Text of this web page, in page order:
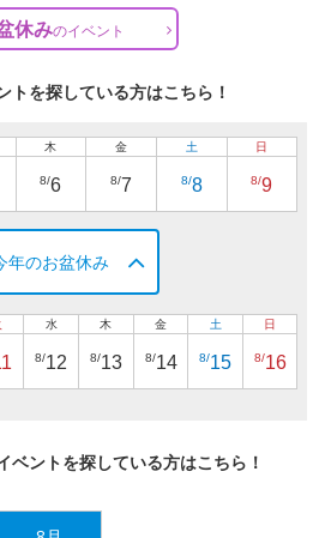
休みのイベント
トを探している方はこちら！
木
8/6
金
8/7
土
8/8
日
8/9
年のお盆休み
水
8/12
木
8/13
金
8/14
土
8/15
日
8/16
ベントを探している方はこちら！